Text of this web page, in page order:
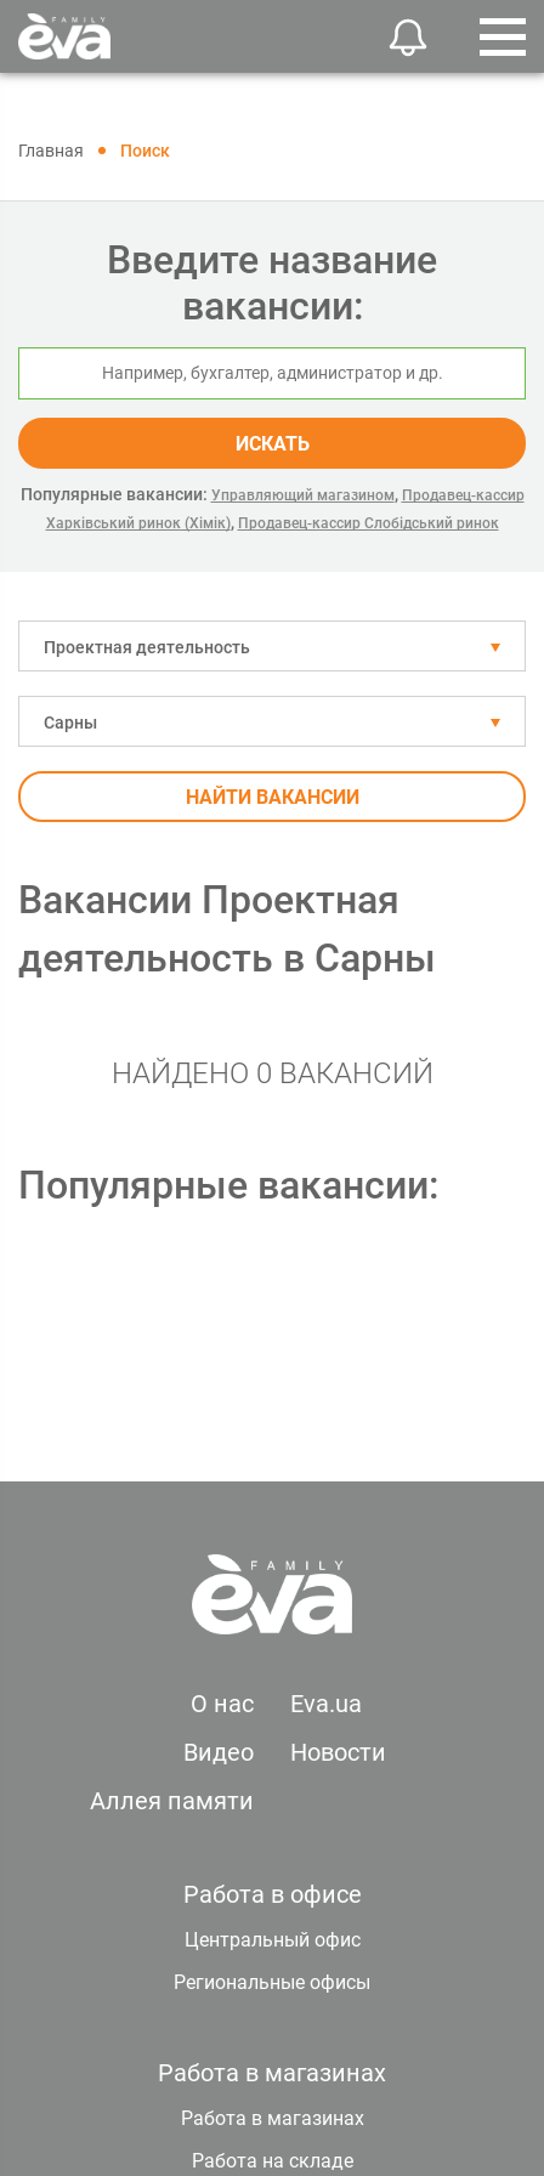
Главная Поиск
Введите название
вакансии:
ИСКАТЬ
Популярные вакансии: Управляющий магазином, Продавец-кассир
Харківський ринок (Хімік), Продавец-кассир Слобідський ринок
Проектная деятельность
Сарны
НАЙТИ ВАКАНСИИ
Вакансии Проектная
деятельность в Сарны
НАЙДЕНО 0 ВАКАНСИЙ
Популярные вакансии:
О нас
Eva.ua
Видео
Новости
Аллея памяти
Работа в офисе
Центральный офис
Региональные офисы
Работа в магазинах
Работа в магазинах
Работа на складе